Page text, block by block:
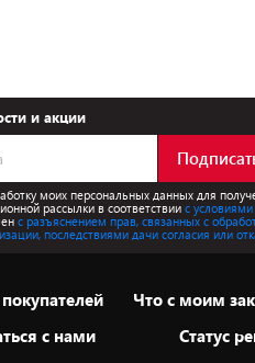
и акции
моих персональных данных для
рассылки в соответствиис условиями
с разъяснением прав, связанных с
последствиями дачи согласия или
с нами
Что с моим
Статус